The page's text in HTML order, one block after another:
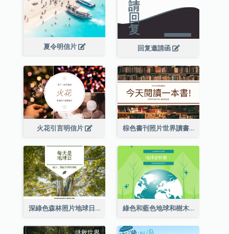
夏令明信片 回复邀請函
火花引言明信片 棕色書刊照片世界讀書日明信片
深綠色森林照片地球日明信片 綠色和藍色地球和樹木插圖地球日明信片